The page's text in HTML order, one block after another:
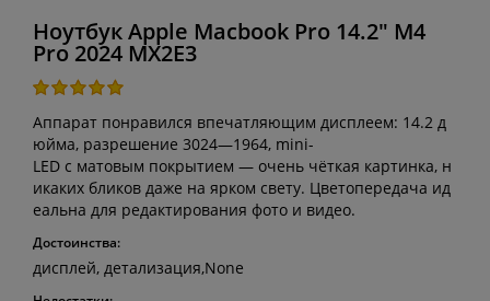
Ноутбук Apple Macbook Pro 14.2" M4
Pro 2024 MX2E3
Аппарат понравился впечатляющим дисплеем: 14.2 д
юйма, разрешение 3024—1964, mini-
LED с матовым покрытием — очень чёткая картинка, н
икаких бликов даже на ярком свету. Цветопередача ид
еальна для редактирования фото и видео.
Достоинства:
дисплей, детализация,None